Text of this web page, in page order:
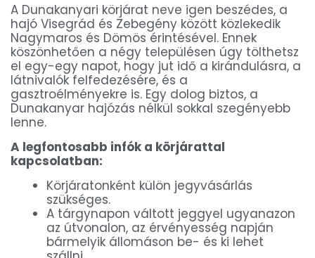
A Dunakanyari körjárat neve igen beszédes, a
hajó Visegrád és Zebegény között közlekedik
Nagymaros és Dömös érintésével. Ennek
köszönhetően a négy településen úgy tölthetsz
el egy-egy napot, hogy jut idő a kirándulásra, a
látnivalók felfedezésére, és a
gasztroélményekre is. Egy dolog biztos, a
Dunakanyar hajózás nélkül sokkal szegényebb
lenne.
A legfontosabb infók a körjárattal
kapcsolatban:
Körjáratonként külön jegyvásárlás
szükséges.
A tárgynapon váltott jeggyel ugyanazon
az útvonalon, az érvényesség napján
bármelyik állomáson be- és ki lehet